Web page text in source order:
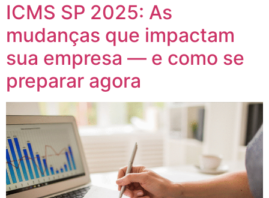
ICMS SP 2025: As
mudanças que impactam
sua empresa — e como se
preparar agora